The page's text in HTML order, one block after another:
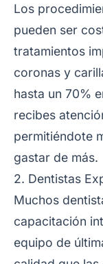
Los
pueden ser
tratamientos
coronas y
hasta un 70%
recibes
permitiéndote
gastar de más.
2. Dentistas
Muchos
capacitación
equipo de